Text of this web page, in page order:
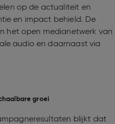
op de actualiteit en
en impact behield. De
het open medianetwerk van
audio en daarnaast via
groei
blijkt dat